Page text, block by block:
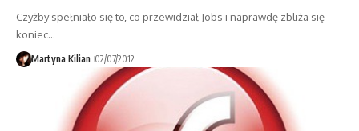
Czyżby spełniało się to, co przewidział Jobs i naprawdę zbliża się
koniec…
Martyna Kilian 02/07/2012